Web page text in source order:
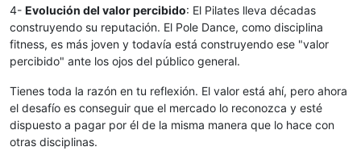
4- Evolución del valor percibido: El Pilates lleva décadas
construyendo su reputación. El Pole Dance, como disciplina
fitness, es más joven y todavía está construyendo ese "valor
percibido" ante los ojos del público general.
Tienes toda la razón en tu reflexión. El valor está ahí, pero ahora
el desafío es conseguir que el mercado lo reconozca y esté
dispuesto a pagar por él de la misma manera que lo hace con
otras disciplinas.